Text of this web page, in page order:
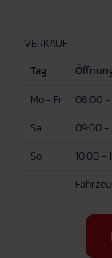
VERKAUF
Tag
Mo - Fr
08:00 -
Sa
09:00 -
So
10:00 -